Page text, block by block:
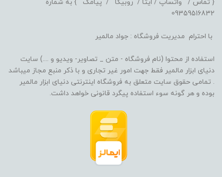
{ تماس / واتساپ / ایتا / روبیکا / پیامک } به شماره
09359516832
با احترام مدیریت فروشگاه : جواد مالمیر
استفاده از محتوا (نام فروشگاه - متن _ تصاویر- ویدیو و ....) سایت
دنیای ابزار مالمیر فقط جهت امور غیر تجاری و با ذکر منبع مجاز میباشد
. تمامی حقوق سایت متعلق به فروشگاه اینترنتی دنیای ابزار مالمیر
بوده و هر گونه سوء استفاده پیگرد قانونی خواهد داشت.